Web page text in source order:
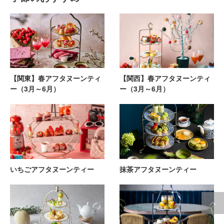
【関東】春アフタヌーンティ
ー（3月～6月）
【関西】春アフタヌーンティ
ー（3月～6月）
いちごアフタヌーンティー 抹茶アフタヌーンティー